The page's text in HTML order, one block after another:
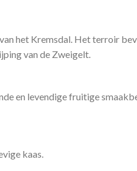
het Kremsdal. Het terroir
van de Zweigelt.
en levendige fruitige
kaas.